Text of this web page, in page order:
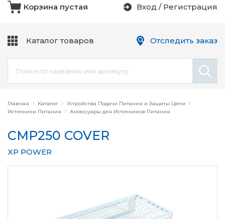
Главная Каталог
Устройства Подачи Питания и Защиты Цепи
Источники Питания
Аксессуары для Источников Питания
CMP250 COVER
XP POWER
Корзина пустая Вход / Регистрация
Каталог товаров
Цепи
Оборудование
Отследить заказ